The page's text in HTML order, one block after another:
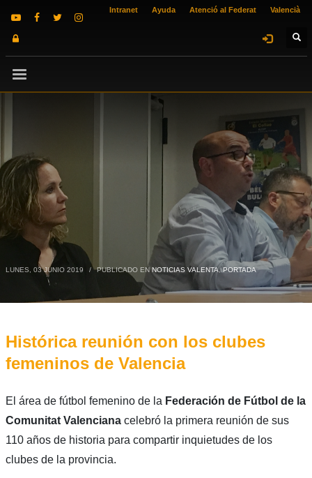
Intranet Ayuda Atenció al Federat Valencià
LUNES, 03 JUNIO 2019 / PUBLICADO ENNOTICIAS VALENTA,PORTADA
Histórica reunión con los clubes
femeninos de Valencia
El área de fútbol femenino de la Federación de Fútbol de la
Comunitat Valencianacelebró la primera reunión de sus
110 años de historia para compartir inquietudes de los
clubes de la provincia.